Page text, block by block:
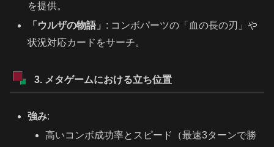
を提供。
「ウルザの物語」 : コンボパーツの「血の長の刃」や
状況対応カードをサーチ。
3. メタゲームにおける立ち位置
強み:
高いコンボ成功率とスピード（最速3ターンで勝